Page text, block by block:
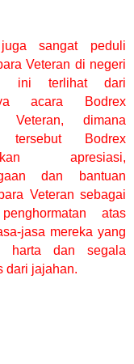
sangat peduli
Veteran di negeri
ini terlihat dari
acara Bodrex
Veteran, dimana
tersebut Bodrex
apresiasi,
dan bantuan
Veteran sebagai
atas
jasa mereka yang
harta dan segala
dari jajahan.